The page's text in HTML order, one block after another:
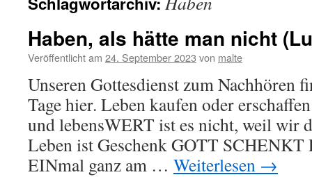
Haben, als hätte man nicht
Veröffentlicht am 24. September 2023 von malte
Unseren Gottesdienst zum Nachhören
Tage hier. Leben kaufen oder
und lebensWERT ist es nicht, weil wir
Leben ist Geschenk GOTT SCHENKT
EINmal ganz am … Weiterlesen →